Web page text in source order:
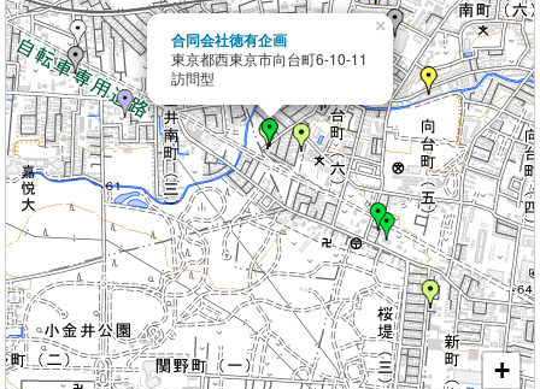
合同会社徳有企画
東京都西東京市向台町6-10-11
訪問型
×
+